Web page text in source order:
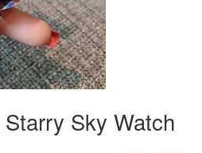
Starry Sky Watch